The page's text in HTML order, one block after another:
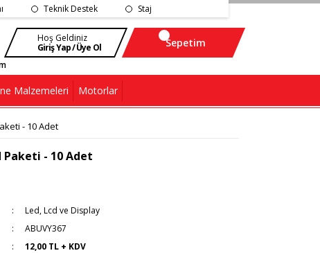
Teknik Destek Staj
Hoş Geldiniz
Giriş Yap / Üye Ol
Sepetim
Malzemeleri Motorlar
- 10 Adet
Paketi - 10 Adet
Led, Lcd ve Display
ABUVY367
12,00 TL + KDV